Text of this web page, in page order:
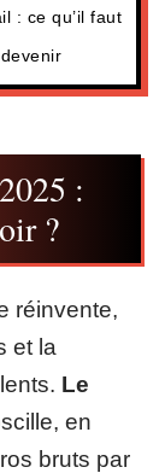
: ce qu’il faut
:
?
réinvente,
et la
Le
en
bruts par